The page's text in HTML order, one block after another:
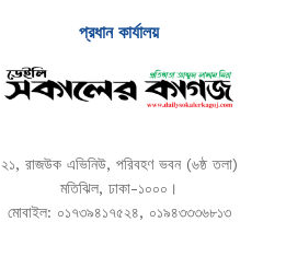
প্রধান কার্যালয়
২১, রাজউক এভিনিউ, পরিবহণ ভবন (৬ষ্ঠ তলা)
মতিঝিল, ঢাকা-১০০০।
মোবাইল: ০১৭৩৯৪১৭৫২৪, ০১৯৪৩৩৩৬৮১৩